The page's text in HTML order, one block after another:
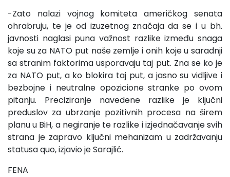
-Zato nalazi vojnog komiteta američkog senata
ohrabruju, te je od izuzetnog značaja da se i u bh.
javnosti naglasi puna važnost razlike između snaga
koje su za NATO put naše zemlje i onih koje u saradnji
sa stranim faktorima usporavaju taj put. Zna se ko je
za NATO put, a ko blokira taj put, a jasno su vidljive i
bezbojne i neutralne opozicione stranke po ovom
pitanju. Preciziranje navedene razlike je ključni
preduslov za ubrzanje pozitivnih procesa na širem
planu u BiH, a negiranje te razlike i izjednačavanje svih
strana je zapravo ključni mehanizam u zadržavanju
statusa quo, izjavio je Sarajlić.
FENA